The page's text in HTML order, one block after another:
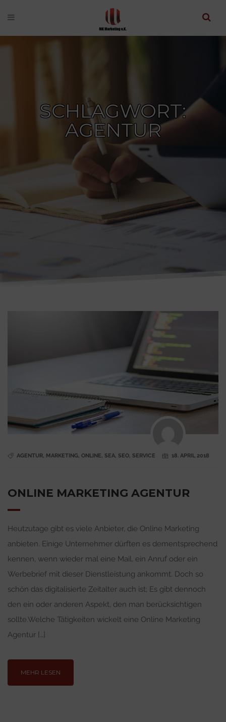
SCHLAGWORT:
AGENTUR
AGENTUR, MARKETING, ONLINE, SEA, SEO, SERVICE 18. APRIL 2018
ONLINE MARKETING AGENTUR
Heutzutage gibt es viele Anbieter, die Online Marketing
anbieten. Einige Unternehmer dürften es dementsprechend
kennen, wenn wieder mal eine Mail, ein Anruf oder ein
Werbebrief mit dieser Dienstleistung ankommt. Doch so
schön das digitalisierte Zeitalter auch ist; Es gibt dennoch
den ein oder anderen Aspekt, den man berücksichtigen
sollte.Welche Tätigkeiten wickelt eine Online Marketing
Agentur […]
MEHR LESEN